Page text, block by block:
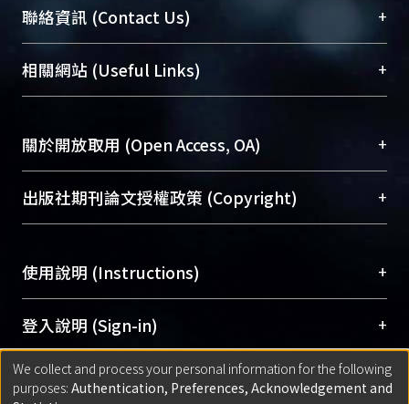
臺大位居世界頂尖大學之列，為永久珍藏及向國際
展現本校豐碩的研究成果及學術能量，圖書館整合
機構典藏（NTUR）與學術庫（AH）不同功能平
台，成為臺大學術典藏NTU scholars。期能整合研
成果。
To permanently archive and promote researcher
profiles and scholarly works, Library integrates the
services of “NTU Repository” with “Academic
聯絡資訊 (Contact Us) +
總館學科館員(Main Library)
醫學圖書館學科館員(Medical Library)
Sciences Library)
相關網站 (Useful Links) +
關於開放取用 (Open Access, OA) +
開放取用是從使用者角度提升資訊取用性的社會運
動，應用在學術研究上是透過將研究著作公開供使
用逐年攀升。同時可加速研究發展、提升研究影響
Archive）平台。 （點選深入了解OA）
出版社期刊論文授權政策 (Copyright) +
含部分內容的版權非匯入者所有，或由第三方贊
助與合作完成，請確認該版權所有者及第三方同
意提供此授權。
Please represent that the submission is your
original work, and that you have the right to
grant the rights to upload.
使用說明 (Instructions) +
網站簡介(Quickstart Guide)
使用手冊(Instruction Manual)
線上預約服務(Booking Service)
登入說明 (Sign-in) +
方案一：臺灣大學計算機中心帳號登入
匯入著作 (Submission) +
We collect and process your personal information for the following
purposes: Authentication, Preferences, Acknowledgement and